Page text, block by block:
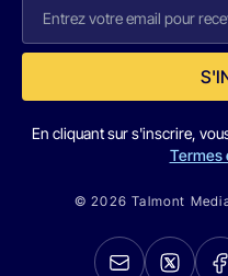
En cliquant sur s'inscrire,
Termes
© 2026 Talmont